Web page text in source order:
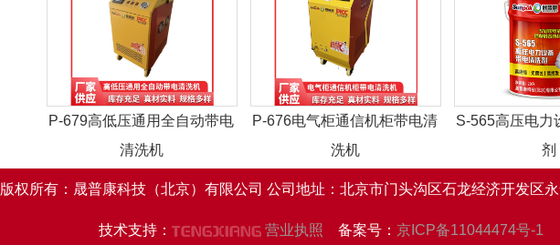
P-679高低压通用全自动带电
清洗机
P-676电气柜通信机柜带电清
洗机
S-565高压电力
剂
版权所有：晟普康科技（北京）有限公司 公司地址：北京市门头沟区石龙经济开发区
技术支持： 营业执照 备案号： 京ICP备11044474号-1